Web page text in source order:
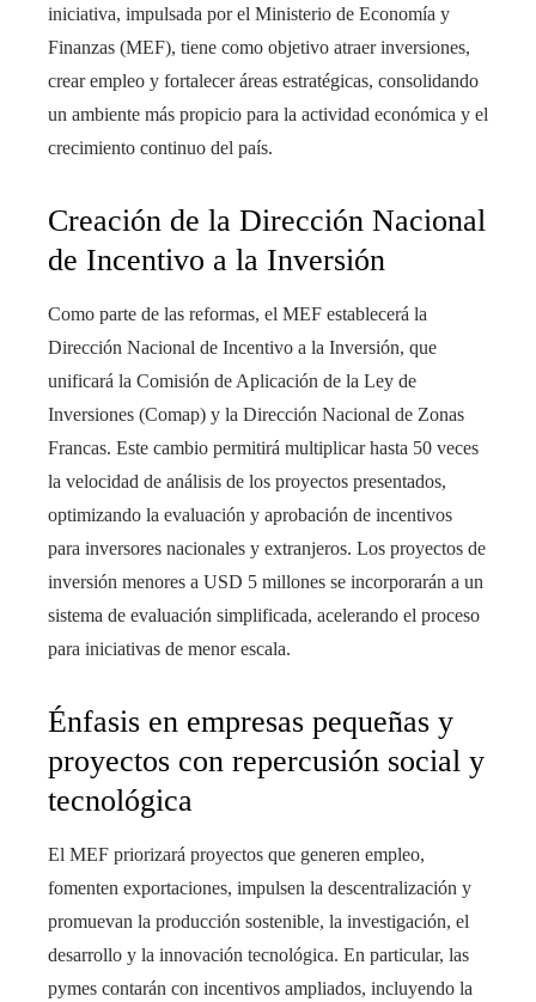
iniciativa, impulsada por el Ministerio de Economía y
Finanzas (MEF), tiene como objetivo atraer inversiones,
crear empleo y fortalecer áreas estratégicas, consolidando
un ambiente más propicio para la actividad económica y el
crecimiento continuo del país.
Creación de la Dirección Nacional
de Incentivo a la Inversión
Como parte de las reformas, el MEF establecerá la
Dirección Nacional de Incentivo a la Inversión, que
unificará la Comisión de Aplicación de la Ley de
Inversiones (Comap) y la Dirección Nacional de Zonas
Francas. Este cambio permitirá multiplicar hasta 50 veces
la velocidad de análisis de los proyectos presentados,
optimizando la evaluación y aprobación de incentivos
para inversores nacionales y extranjeros. Los proyectos de
inversión menores a USD 5 millones se incorporarán a un
sistema de evaluación simplificada, acelerando el proceso
para iniciativas de menor escala.
Énfasis en empresas pequeñas y
proyectos con repercusión social y
tecnológica
El MEF priorizará proyectos que generen empleo,
fomenten exportaciones, impulsen la descentralización y
promuevan la producción sostenible, la investigación, el
desarrollo y la innovación tecnológica. En particular, las
pymes contarán con incentivos ampliados, incluyendo la